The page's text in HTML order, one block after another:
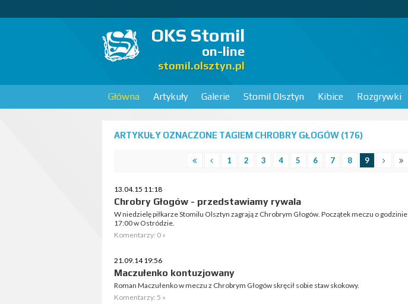
OKS Stomil
on-line
stomil.olsztyn.pl
Główna Artykuły Galerie Stomil Olsztyn Kibice Rozgrywki
ARTYKUŁY OZNACZONE TAGIEM CHROBRY GŁOGÓW (176)
1 2 3 4 5 6 7 8 9
13.04.15 11:18
Chrobry Głogów - przedstawiamy rywala
W niedzielę piłkarze Stomilu Olsztyn zagrają z Chrobrym Głogów. Początek meczu o godzinie
17:00 w Ostródzie.
Komentarzy: 0 »
21.09.14 19:56
Maczułenko kontuzjowany
Roman Maczułenko w meczu z Chrobrym Głogów skręcił sobie staw skokowy.
Komentarzy: 5 »